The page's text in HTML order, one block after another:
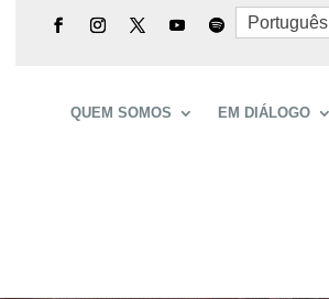
Português
QUEM SOMOS EM DIÁLOGO